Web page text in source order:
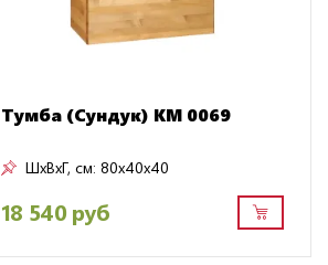
Тумба (Сундук) КМ 0069
ШxВxГ, см: 80x40x40
18 540 руб